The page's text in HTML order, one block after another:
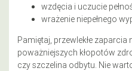
wzdęcia i uczucie
wrażenie niepełnego
Pamiętaj, przewlekłe
poważniejszych kłopotów
czy szczelina odbytu. Nie